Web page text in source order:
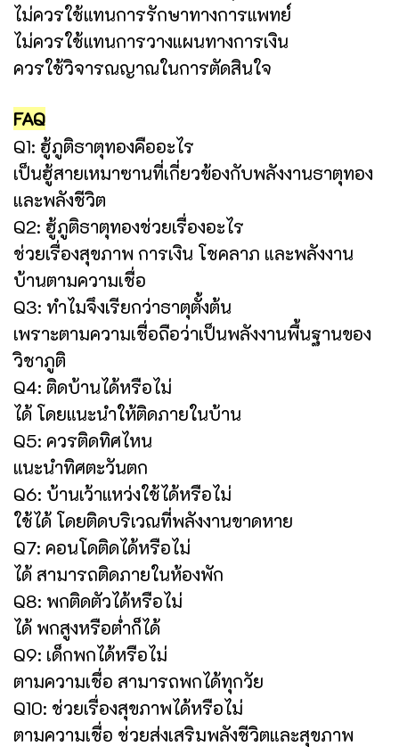
ไม่ควรใช้แทนการรักษาทางการแพทย์
ไม่ควรใช้แทนการวางแผนทางการเงิน
ควรใช้วิจารณญาณในการตัดสินใจ
FAQ
Q1: ฮู้ภูติธาตุทองคืออะไร
เป็นฮู้สายเหมาซานที่เกี่ยวข้องกับพลังงานธาตุทอง
และพลังชีวิต
Q2: ฮู้ภูติธาตุทองช่วยเรื่องอะไร
ช่วยเรื่องสุขภาพ การเงิน โชคลาภ และพลังงาน
บ้านตามความเชื่อ
Q3: ทำไมจึงเรียกว่าธาตุตั้งต้น
เพราะตามความเชื่อถือว่าเป็นพลังงานพื้นฐานของ
วิชาภูติ
Q4: ติดบ้านได้หรือไม่
ได้ โดยแนะนำให้ติดภายในบ้าน
Q5: ควรติดทิศไหน
แนะนำทิศตะวันตก
Q6: บ้านเว้าแหว่งใช้ได้หรือไม่
ใช้ได้ โดยติดบริเวณที่พลังงานขาดหาย
Q7: คอนโดติดได้หรือไม่
ได้ สามารถติดภายในห้องพัก
Q8: พกติดตัวได้หรือไม่
ได้ พกสูงหรือต่ำก็ได้
Q9: เด็กพกได้หรือไม่
ตามความเชื่อ สามารถพกได้ทุกวัย
Q10: ช่วยเรื่องสุขภาพได้หรือไม่
ตามความเชื่อ ช่วยส่งเสริมพลังชีวิตและสุขภาพ